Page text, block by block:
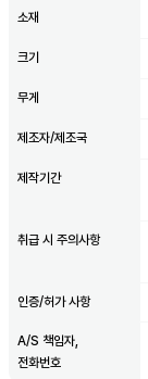
소재
크기
무게
제조자/제조국
제작기간
취급 시 주의사항
인증/허가 사항
A/S 책임자,
전화번호